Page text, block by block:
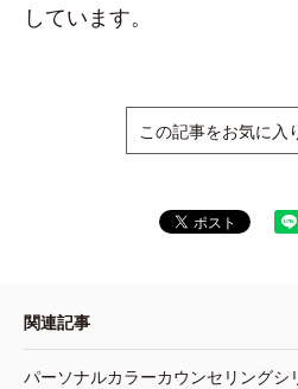
しています。
この記事をお気に入
関連記事
パーソナルカラーカウンセリングシ